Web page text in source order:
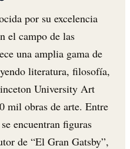
por su excelencia
el campo de las
una amplia gama de
literatura, filosofía,
University Art
mil obras de arte. Entre
encuentran figuras
de “El Gran Gatsby”,